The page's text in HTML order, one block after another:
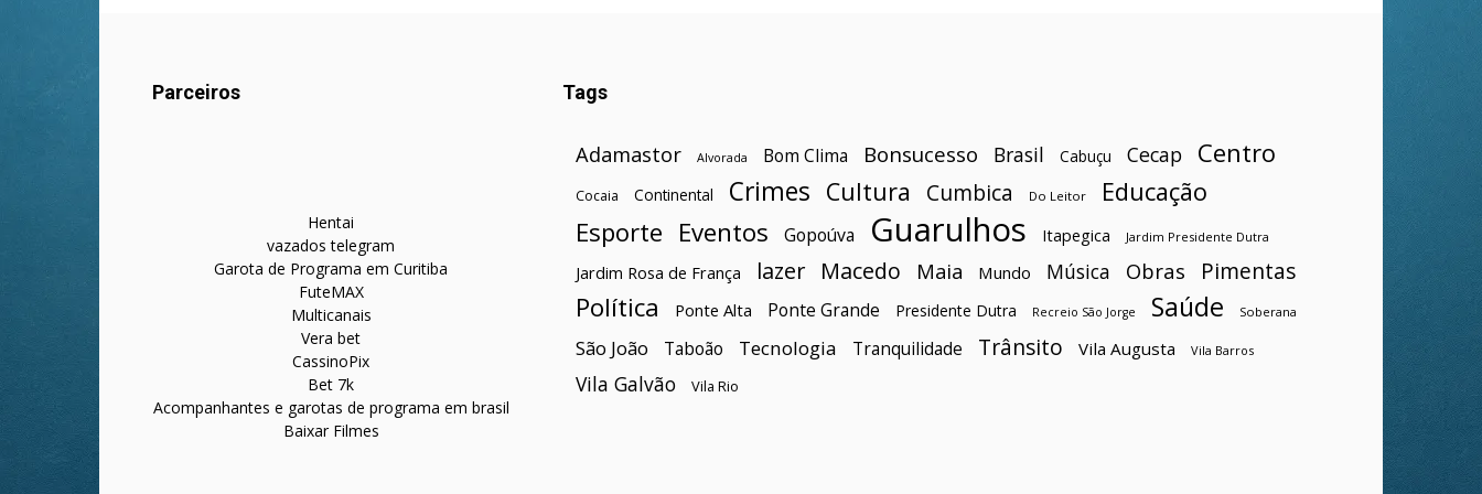
Parceiros
Hentai
vazados telegram
Garota de Programa em Curitiba
FuteMAX
Multicanais
Vera bet
CassinoPix
Bet 7k
Acompanhantes e garotas de programa em brasil
Baixar Filmes
Tags
Adamastor Alvorada Bom Clima Bonsucesso Brasil Cabuçu Cecap Centro
Cocaia Continental Crimes Cultura Cumbica Do Leitor Educação
Esporte Eventos Gopoúva Guarulhos Itapegica Jardim Presidente Dutra
Jardim Rosa de França lazer Macedo Maia Mundo Música Obras Pimentas
Política Ponte Alta Ponte Grande Presidente Dutra Recreio São Jorge Saúde Soberana
São João Taboão Tecnologia Tranquilidade Trânsito Vila Augusta Vila Barros
Vila Galvão Vila Rio